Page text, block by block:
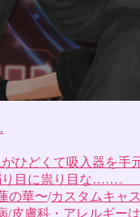
ひどくて吸入器を手
り目に祟り目な……
の華〜/カスタムキャ
/皮膚科・アレルギー